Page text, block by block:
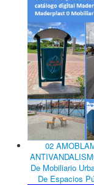
02
De Mobiliario
De Espacios